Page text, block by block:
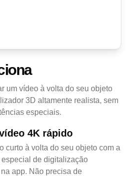
um vídeo à volta do seu objeto
3D altamente realista, sem
especiais.
4K rápido
curto à volta do seu objeto com a
especial de digitalização
app. Não precisa de